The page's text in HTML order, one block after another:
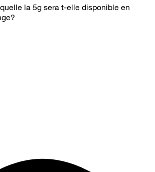
la 5g sera t-elle disponible en